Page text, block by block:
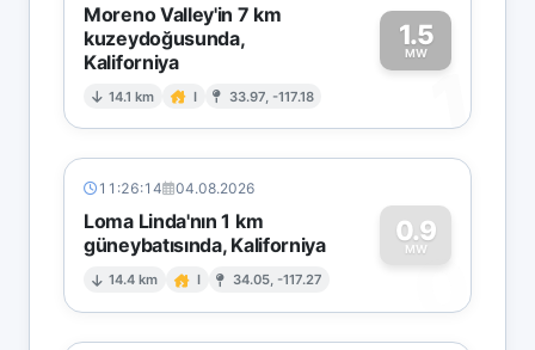
Moreno Valley'in 7 km
kuzeydoğusunda,
Kaliforniya
14.1 km I 33.97, -117.18
1.5
MW
1
11:26:14 04.08.2026
Loma Linda'nın 1 km
güneybatısında, Kaliforniya
14.4 km I 34.05, -117.27
0.9
MW
0